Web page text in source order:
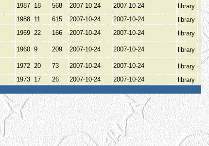
1987 18 568 2007-10-24 2007-10-24
library
1988 11 615 2007-10-24 2007-10-24
library
1969 22 166 2007-10-24 2007-10-24 library
1960 9 209 2007-10-24 2007-10-24 library
1972 20 73 2007-10-24 2007-10-24
library
1973 17 26 2007-10-24 2007-10-24
library